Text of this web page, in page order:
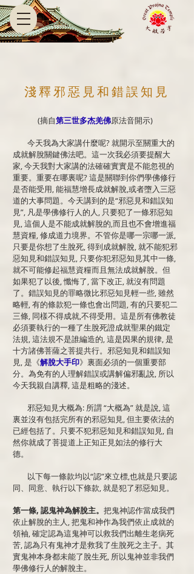
淺釋邪惡見和錯誤知見
(摘自第三世多杰羌佛原法音開示)
今天我為大家講什麼呢? 就開示至關重大的
成就解脫關鍵佛法吧。這一次我必須要提醒大
家, 今天我對大家講的法確確實實是不能忽視的
重要。重要在哪裏呢? 這是關聯到你們學佛修行
是否能受用, 能福慧增長成就解脫,或者墮入三惡
道的大事問題。今天講到的是“邪惡見和錯誤知
見”, 凡是學佛修行人的人, 只要犯了一條邪惡知
見, 這個人是不能成就解脫的,而且也不會增進福
慧資糧, 修成道力境界。不管你是哪一宗哪一派,
只要是你想了生脫死, 得到成就解脫, 就不能犯邪
惡知見和錯誤知見, 只要你犯邪惡知見其中一條,
就不可能修起福慧資糧而且無法成就解脫。但
如果犯了以後, 懺悔了, 當下改正, 就沒有問題
了。錯誤知見的罪略微比邪惡知見輕一些, 雖然
略輕, 有的條款犯一條也會出問題, 有的只要犯二
三條, 同樣不得成就,不得受用。這是所有佛教徒
必須要執行的一種了生脫死證成就聖果的鐵定
法規, 這法規不是誰編造的, 這是因果的規律, 是
十方諸佛菩薩之菩提共行。邪惡知見和錯誤知
見, 是《解脫大手印》裏面必須的一個重要部
分。為免有的人理解錯誤或講解偏邪亂說, 所以
今天我親自講釋, 這是粗略的淺述。
邪惡知見大概為: 所謂 “大概為” 就是說, 這
裏並沒有包括完所有的邪惡知見, 但主要依法的
已經包括了。只要不犯邪惡知見和錯誤知見, 自
然你就成了菩提道上正知正見如法的修行大
德。
以下每一條款均以“認”來立標,也就是只要認
同、同意、執行以下條款, 就是犯了邪惡知見。
第一條, 認鬼神為解脫主。 把鬼神認作當成我們
依止解脫的主人, 把鬼和神作為我們依止成就的
領袖, 確定認為這鬼神可以救我們出離生老病死
苦, 認為只有鬼神才是救我了生脫死之主子。其
實鬼神本身都未能了脫生死, 所以鬼神並非我們
學佛修行人的解脫主。